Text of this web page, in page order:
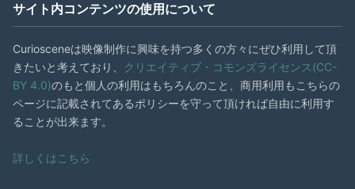
サイト内コンテンツの使用について
Curiosceneは映像制作に興味を持つ多くの方々にぜひ利用して頂
きたいと考えており、
クリエイティブ・コモンズライセンス(CC-
BY 4.0)のもと個人の利用はもちろんのこと、商用利用もこちらの
ページに記載されてあるポリシーを守って頂ければ自由に利用す
ることが出来ます。
詳しくはこちら